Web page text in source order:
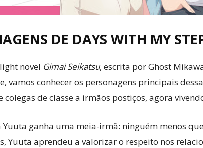
DE DAYS WITH MY
novel Gimai Seikatsu, escrita por Ghost
vamos conhecer os personagens principais
colegas de classe a irmãos postiços, agora
ganha uma meia-irmã: ninguém menos
Yuuta aprendeu a valorizar o respeito nos